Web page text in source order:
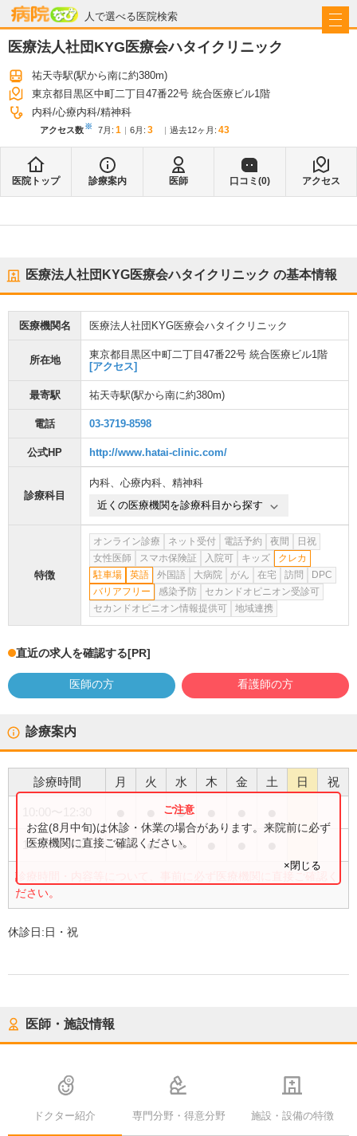
人で選べる医院検索
病院なび
医療法人社団KYG医療会ハタイクリニック
祐天寺駅(駅から南に約380m)
東京都目黒区中町二丁目47番22号 統合医療ビル1階
内科 心療内科 精神科
アクセス数※ 7月 : 1 6月 : 3 過去12ヶ月: 43
医院トップ 診療案内 医師 口コミ(0) アクセス
医療法人社団KYG医療会ハタイクリニック の基本情報
医療機関名 医療法人社団KYG医療会ハタイクリニック
所在地
東京都目黒区中町二丁目47番22号 統合医療ビル1階
[アクセス]
最寄駅 祐天寺駅(駅から南に約380m)
電話 03-3719-8598
公式HP http://www.hatai-clinic.com/
診療科目
内科、 心療内科、 精神科
近くの医療機関を診療科目から探す
特徴
オンライン診療 ネット受付 電話予約 夜間
日祝
女性医師
スマホ保険証 入院可 キッズ
クレカ
駐車場
英語 外国語 大病院 がん 在宅 訪問
DPC
バリアフリー
感染予防
セカンドオピニオン受診可
セカンドオピニオン情報提供可
地域連携
直近の求人を確認する[PR]
医師の方 看護師の方
診療案内
診療時間 月 火 水 木 金 土 日 祝
●
13:40〜17:00 ● ● ●
診療時間・内容等について、事前に必ず医療機関に直接ご確認く
ださい。
お盆(8月中旬)は休診・休業の場合があります。来院前に必ず
医療機関に直接ご確認ください。
×閉じる
休診日:日・祝
医師・施設情報
ドクター紹介 専門分野・得意分野 施設・設備の特徴